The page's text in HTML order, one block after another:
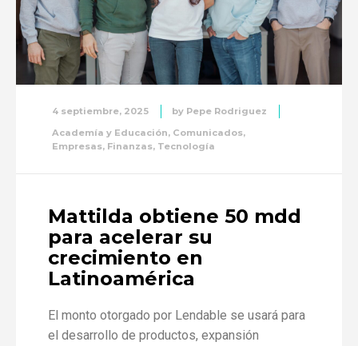
4 septiembre, 2025 by Pepe Rodriguez
Academía y Educación, Comunicados,
Empresas, Finanzas, Tecnología
Mattilda obtiene 50 mdd
para acelerar su
crecimiento en
Latinoamérica
El monto otorgado por Lendable se usará para
el desarrollo de productos, expansión